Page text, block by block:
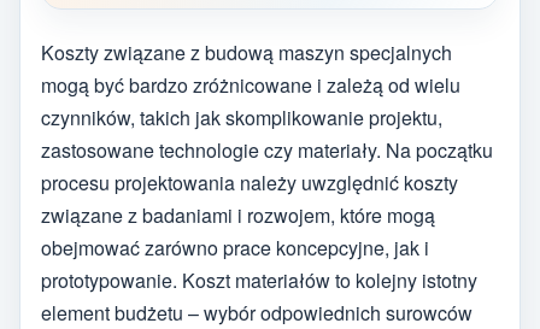
Koszty związane z budową maszyn specjalnych
mogą być bardzo zróżnicowane i zależą od wielu
czynników, takich jak skomplikowanie projektu,
zastosowane technologie czy materiały. Na początku
procesu projektowania należy uwzględnić koszty
związane z badaniami i rozwojem, które mogą
obejmować zarówno prace koncepcyjne, jak i
prototypowanie. Koszt materiałów to kolejny istotny
element budżetu – wybór odpowiednich surowców